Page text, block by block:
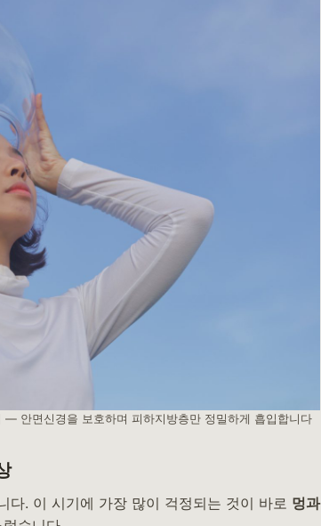
안면신경을 보호하며 피하지방층만 정밀하게 흡입합니다
다. 이 시기에 가장 많이 걱정되는 것이 바로 멍과